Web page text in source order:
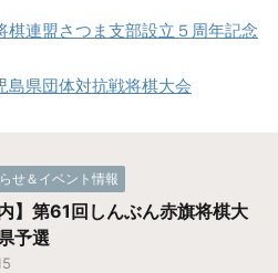
棋連盟さつま支部設立５周年記念
島県団体対抗戦将棋大会
せ＆イベント情報
内】第61回しんぶん赤旗将棋大
予選